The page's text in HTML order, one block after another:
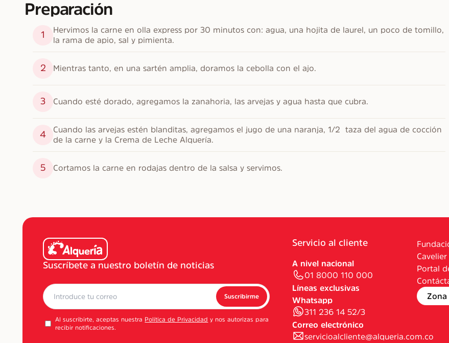
Preparación
1
Hervimos la carne en olla express por 30 minutos con: agua, una hojita de laurel, un poco de tomillo,
la rama de apio, sal y pimienta.
2 Mientras tanto, en una sartén amplia, doramos la cebolla con el ajo.
3 Cuando esté dorado, agregamos la zanahoria, las arvejas y agua hasta que cubra.
4
Cuando las arvejas estén blanditas, agregamos el jugo de una naranja, 1/2  taza del agua de cocción
de la carne y la Crema de Leche Alquería.
5 Cortamos la carne en rodajas dentro de la salsa y servimos.
Suscríbete a nuestro boletín de noticias
Suscribirme
Al suscribirte, aceptas nuestra Política de Privacidad y nos autorizas para
recibir notificaciones.
Servicio al cliente
A nivel nacional
01 8000 110 000
Líneas exclusivas
Whatsapp
311 236 14 52/3
Correo electrónico
servicioalcliente@alqueria.com.co
Cavelier
Portal
Zona